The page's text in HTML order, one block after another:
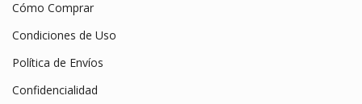
Cómo Comprar
Condiciones de Uso
Política de Envíos
Confidencialidad